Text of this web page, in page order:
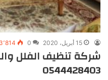
15 أبريل، 2020 0 3٬814
شركة تنظيف الفلل
0544428403